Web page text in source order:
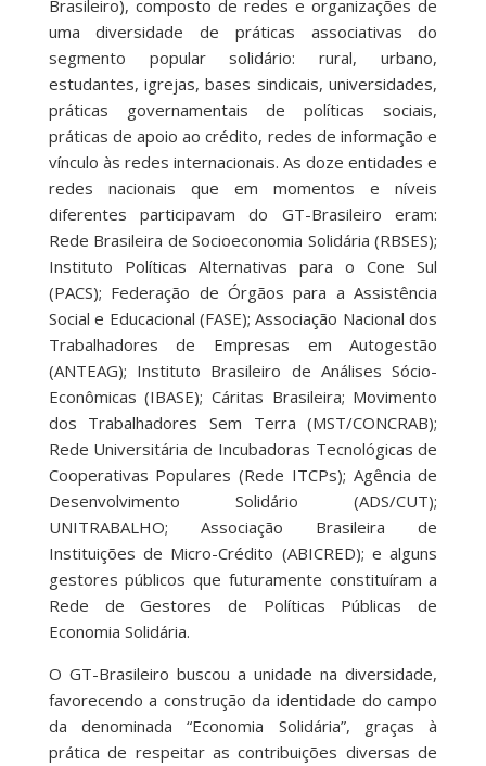
Brasileiro), composto de redes e organizações de
uma diversidade de práticas associativas do
segmento popular solidário: rural, urbano,
estudantes, igrejas, bases sindicais, universidades,
práticas governamentais de políticas sociais,
práticas de apoio ao crédito, redes de informação e
vínculo às redes internacionais. As doze entidades e
redes nacionais que em momentos e níveis
diferentes participavam do GT-Brasileiro eram:
Rede Brasileira de Socioeconomia Solidária (RBSES);
Instituto Políticas Alternativas para o Cone Sul
(PACS); Federação de Órgãos para a Assistência
Social e Educacional (FASE); Associação Nacional dos
Trabalhadores de Empresas em Autogestão
(ANTEAG); Instituto Brasileiro de Análises Sócio-
Econômicas (IBASE); Cáritas Brasileira; Movimento
dos Trabalhadores Sem Terra (MST/CONCRAB);
Rede Universitária de Incubadoras Tecnológicas de
Cooperativas Populares (Rede ITCPs); Agência de
Desenvolvimento Solidário (ADS/CUT);
UNITRABALHO; Associação Brasileira de
Instituições de Micro-Crédito (ABICRED); e alguns
gestores públicos que futuramente constituíram a
Rede de Gestores de Políticas Públicas de
Economia Solidária.
O GT-Brasileiro buscou a unidade na diversidade,
favorecendo a construção da identidade do campo
da denominada “Economia Solidária”, graças à
prática de respeitar as contribuições diversas de